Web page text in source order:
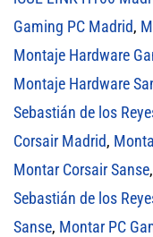
Gaming PC Madrid,
Montaje Hardware
Montaje Hardware
Sebastián de los
Corsair Madrid,
Montar Corsair Sanse,
Sebastián de los
Sanse, Montar PC